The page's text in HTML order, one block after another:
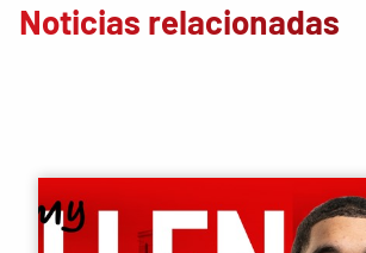
Noticias relacionadas